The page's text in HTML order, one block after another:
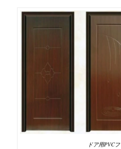
ドア用PVC